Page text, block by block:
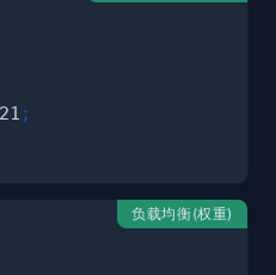
;
负载均衡(权重)